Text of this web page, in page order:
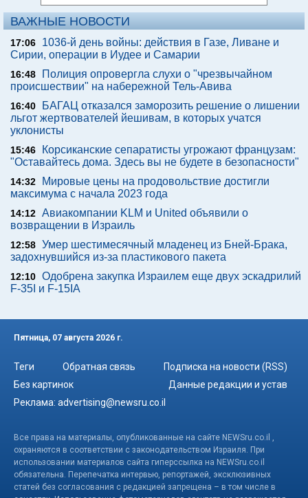
ВАЖНЫЕ НОВОСТИ
17:06
1036-й день войны: действия в Газе, Ливане и
Сирии, операции в Иудее и Самарии
16:48
Полиция опровергла слухи о "чрезвычайном
происшествии" на набережной Тель-Авива
16:40
БАГАЦ отказался заморозить решение о лишении
льгот жертвователей йешивам, в которых учатся
уклонисты
15:46
Корсиканские сепаратисты угрожают французам:
"Оставайтесь дома. Здесь вы не будете в безопасности"
14:32
Мировые цены на продовольствие достигли
максимума с начала 2023 года
14:12 Авиакомпании KLM и United объявили о
возвращении в Израиль
12:58 Умер шестимесячный младенец из Бней-Брака,
задохнувшийся из-за пластикового пакета
12:10 Одобрена закупка Израилем еще двух эскадрилий
F-35I и F-15IA
Пятница, 07 августа 2026 г.
Теги Обратная связь
Подписка на новости (RSS)
Без картинок
Данные редакции и устав
Реклама: advertising@newsru.co.il
Все права на материалы, опубликованные на сайте NEWSru.co.il ,
охраняются в соответствии с законодательством Израиля. При
использовании материалов сайта гиперссылка на NEWSru.co.il
обязательна. Перепечатка интервью, репортажей, эксклюзивных
статей без согласования с редакцией запрещена – в том числе в